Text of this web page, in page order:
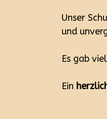
Unser
und
Es gab
Ein